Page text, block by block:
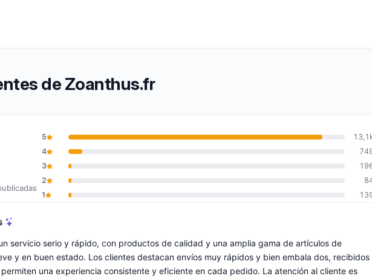
de Zoanthus.fr
9,7 de 10
5
4
3
2
1
servicio serio y rápido, con productos de calidad y una amplia gama de artículos de
y en buen estado. Los clientes destacan envíos muy rápidos y bien embala dos, recibidos
una experiencia consistente y eficiente en cada pedido. La atención al cliente es